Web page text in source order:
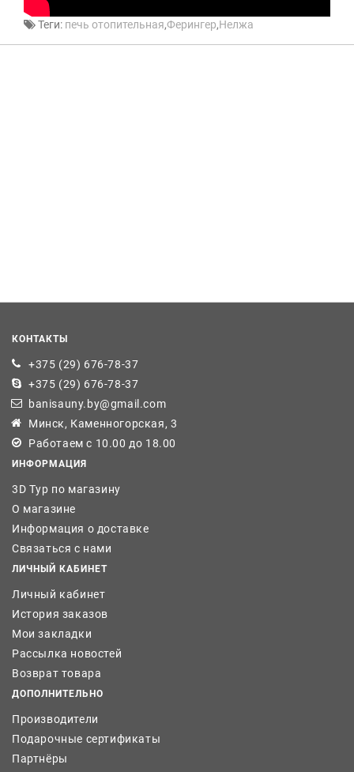
Теги: печь отопительная,Ферингер,Нелжа
КОНТАКТЫ
+375 (29) 676-78-37
+375 (29) 676-78-37
banisauny.by@gmail.com
Минск, Каменногорская, 3
Работаем с 10.00 до 18.00
ИНФОРМАЦИЯ
3D Тур по магазину
О магазине
Информация о доставке
Связаться с нами
ЛИЧНЫЙ КАБИНЕТ
Личный кабинет
История заказов
Мои закладки
Рассылка новостей
Возврат товара
ДОПОЛНИТЕЛЬНО
Производители
Подарочные сертификаты
Партнёры